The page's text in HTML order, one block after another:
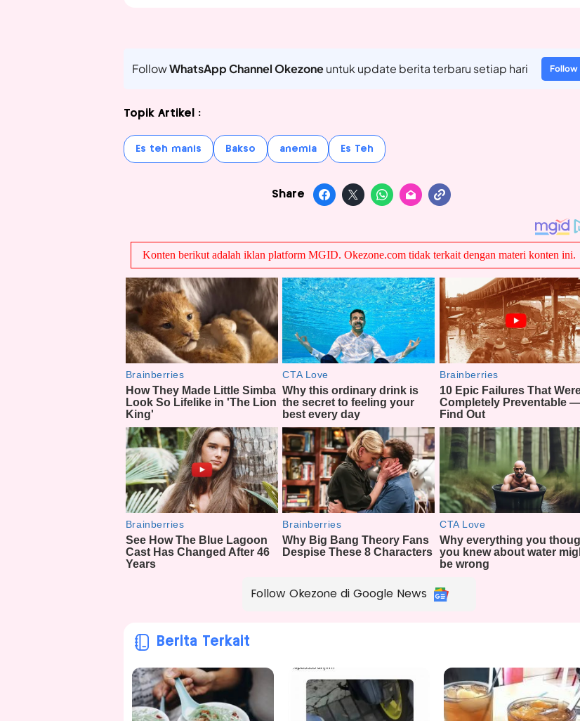
FollowWhatsApp Channel Okezoneuntuk update berita terbaru setiap hari Follow
Topik Artikel :
Es teh manis Bakso anemia Es Teh
Share
Follow Okezone di Google News
Berita Terkait